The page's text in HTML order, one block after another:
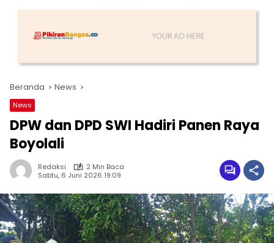
Beranda News
News
DPW dan DPD SWI Hadiri Panen Raya
Boyolali
Redaksi
2 Min Baca
Sabtu, 6 Juni 2026 19:09